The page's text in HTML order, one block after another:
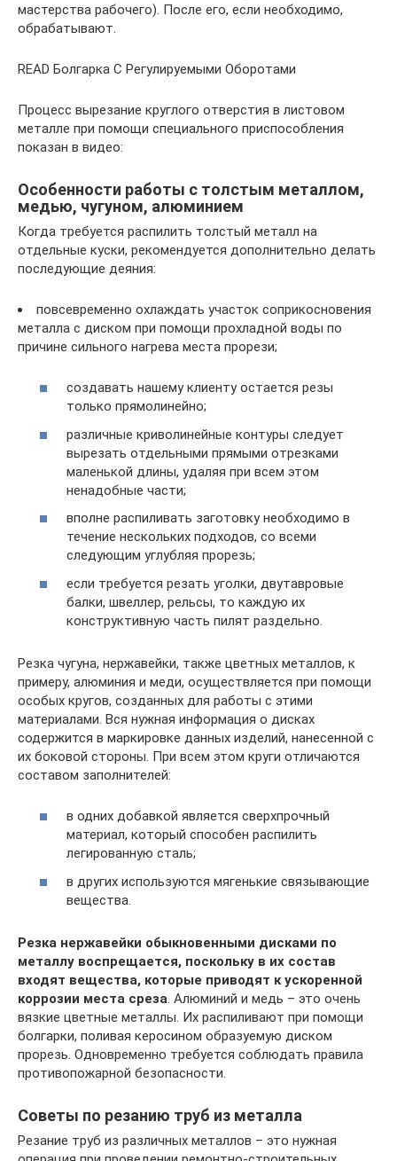
мастерства рабочего). После его, если необходимо,
обрабатывают.
READ Болгарка С Регулируемыми Оборотами
Процесс вырезание круглого отверстия в листовом
металле при помощи специального приспособления
показан в видео:
Особенности работы с толстым металлом,
медью, чугуном, алюминием
Когда требуется распилить толстый металл на
отдельные куски, рекомендуется дополнительно делать
последующие деяния:
повсевременно охлаждать участок соприкосновения
металла с диском при помощи прохладной воды по
причине сильного нагрева места прорези;
создавать нашему клиенту остается резы
только прямолинейно;
различные криволинейные контуры следует
вырезать отдельными прямыми отрезками
маленькой длины, удаляя при всем этом
ненадобные части;
вполне распиливать заготовку необходимо в
течение нескольких подходов, со всеми
следующим углубляя прорезь;
если требуется резать уголки, двутавровые
балки, швеллер, рельсы, то каждую их
конструктивную часть пилят раздельно.
Резка чугуна, нержавейки, также цветных металлов, к
примеру, алюминия и меди, осуществляется при помощи
особых кругов, созданных для работы с этими
материалами. Вся нужная информация о дисках
содержится в маркировке данных изделий, нанесенной с
их боковой стороны. При всем этом круги отличаются
составом заполнителей:
в одних добавкой является сверхпрочный
материал, который способен распилить
легированную сталь;
в других используются мягенькие связывающие
вещества.
Резка нержавейки обыкновенными дисками по
металлу воспрещается, поскольку в их состав
входят вещества, которые приводят к ускоренной
коррозии места среза . Алюминий и медь – это очень
вязкие цветные металлы. Их распиливают при помощи
болгарки, поливая керосином образуемую диском
прорезь. Одновременно требуется соблюдать правила
противопожарной безопасности.
Советы по резанию труб из металла
Резание труб из различных металлов – это нужная